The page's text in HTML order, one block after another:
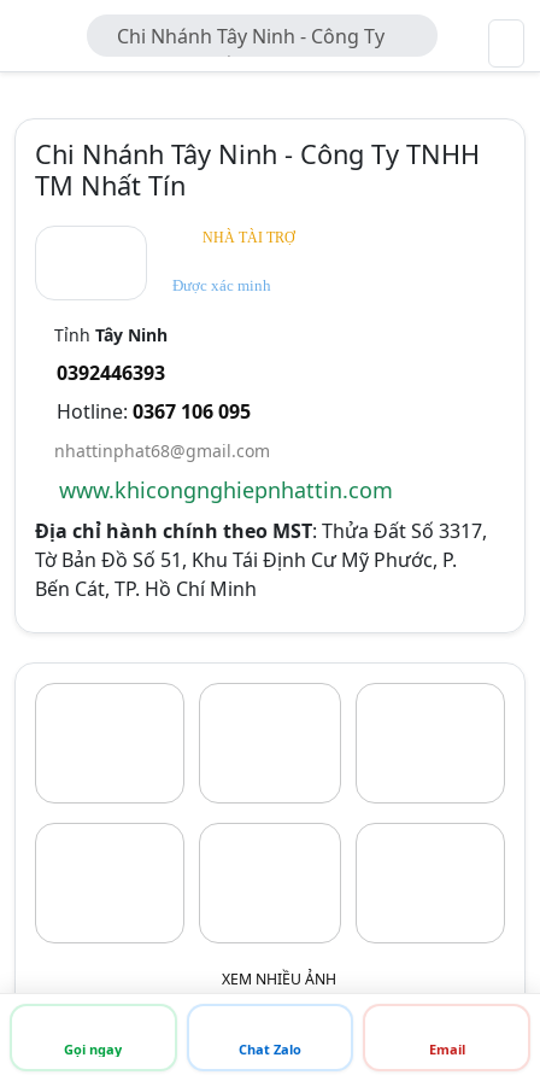
Chi Nhánh Tây Ninh - Công Ty
TNHH TM Nhất Tín
Chi Nhánh Tây Ninh - Công Ty TNHH
TM Nhất Tín
NHÀ TÀI TRỢ
Được xác minh
Tỉnh Tây Ninh
0392446393
Hotline: 0367 106 095
nhattinphat68@gmail.com
www.khicongnghiepnhattin.com
Địa chỉ hành chính theo MST: Thửa Đất Số 3317,
Tờ Bản Đồ Số 51, Khu Tái Định Cư Mỹ Phước, P.
Bến Cát, TP. Hồ Chí Minh
XEM NHIỀU ẢNH
Gọi ngay Chat Zalo Email